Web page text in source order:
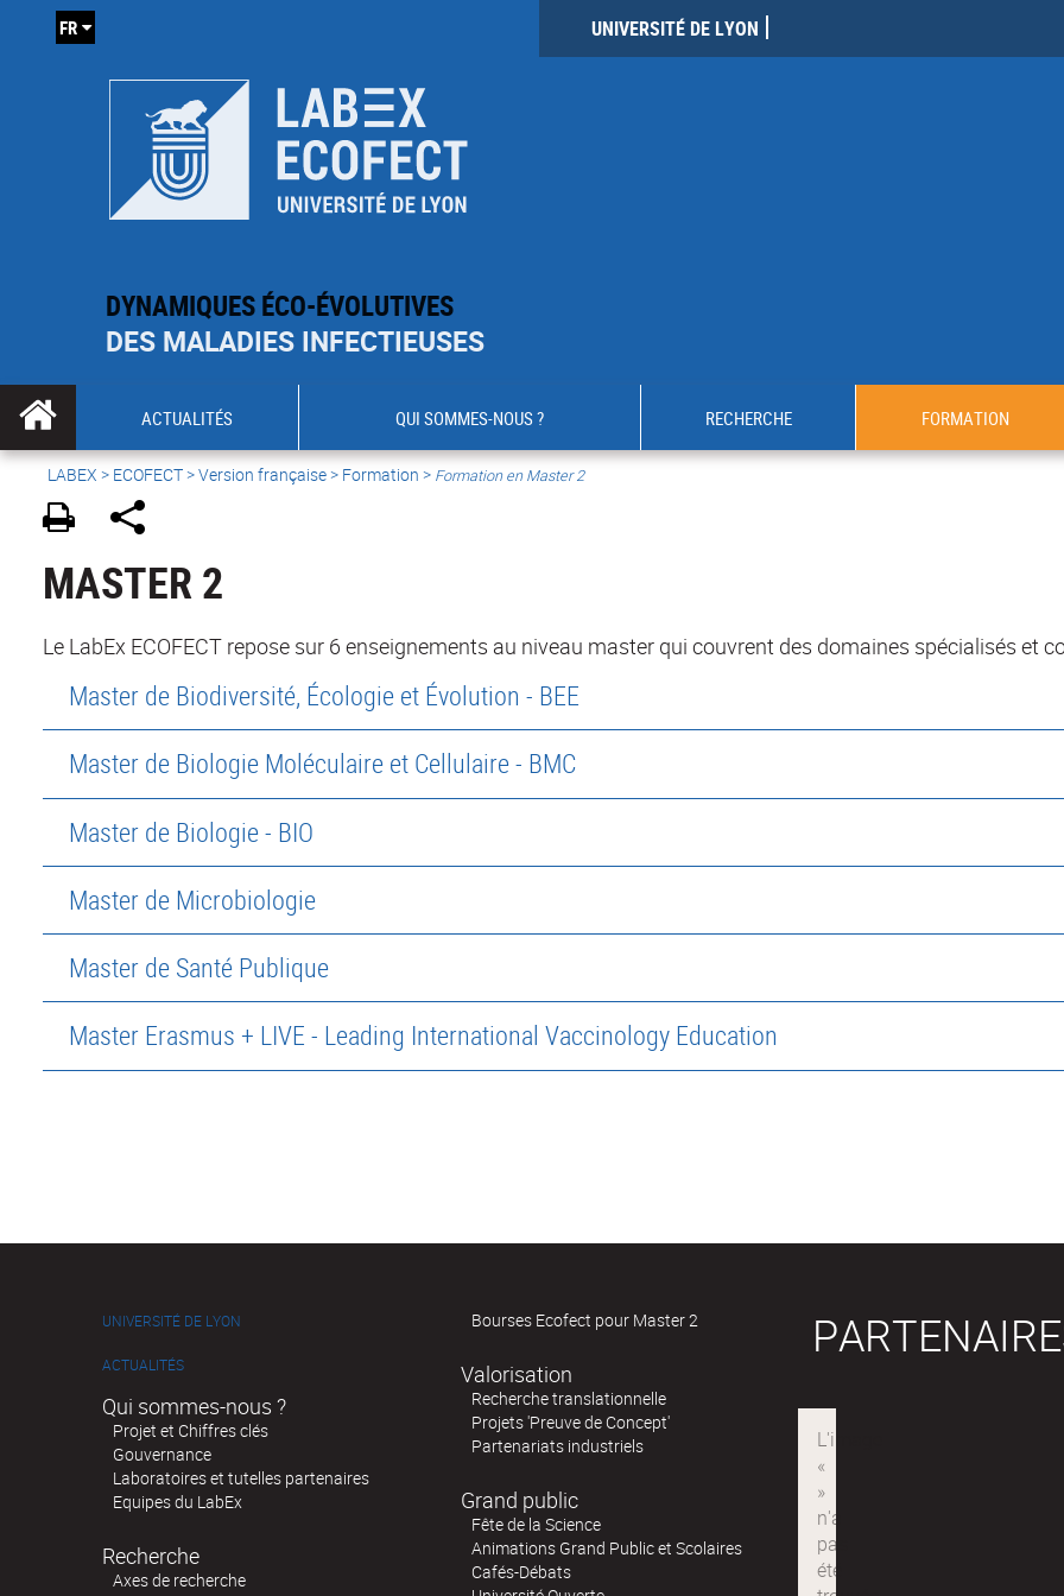
DYNAMIQUES ÉCO-ÉVOLUTIVES
DES MALADIES INFECTIEUSES
UNIVERSITÉ DE LYON
FR
ACTUALITÉS QUI SOMMES-NOUS ? RECHERCHE FORMATION
LABEX > ECOFECT>Version française> Formation > Formation en Master 2
MASTER 2
Le LabEx ECOFECT repose sur 6 enseignements au niveau master qui couvrent des domaines spécialisés et
Master de Biodiversité, Écologie et Évolution - BEE
Master de Biologie Moléculaire et Cellulaire - BMC
Master de Biologie - BIO
Master de Microbiologie
Master de Santé Publique
Master Erasmus + LIVE - Leading International Vaccinology Education
UNIVERSITÉ DE LYON
ACTUALITÉS
Qui sommes-nous ?
Projet et Chiffres clés
Gouvernance
Laboratoires et tutelles partenaires
Equipes du LabEx
Recherche
Axes de recherche
Bourses Ecofect pour Master 2
Valorisation
Recherche translationnelle
Projets 'Preuve de Concept'
Partenariats industriels
Grand public
Fête de la Science
Animations Grand Public et Scolaires
Cafés-Débats